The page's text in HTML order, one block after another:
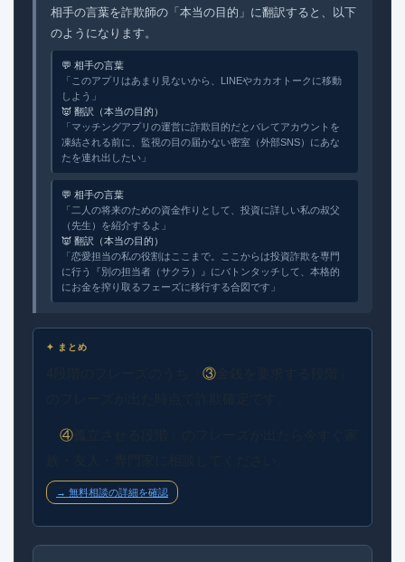
相手の言葉を詐欺師の「本当の目的」に翻訳すると、以下
のようになります。
💬 相手の言葉
「このアプリはあまり見ないから、LINEやカカオトークに移動
しよう」
👿 翻訳（本当の目的）
「マッチングアプリの運営に詐欺目的だとバレてアカウントを
凍結される前に、監視の目の届かない密室（外部SNS）にあな
たを連れ出したい」
💬 相手の言葉
「二人の将来のための資金作りとして、投資に詳しい私の叔父
（先生）を紹介するよ」
👿 翻訳（本当の目的）
「恋愛担当の私の役割はここまで。ここからは投資詐欺を専門
に行う『別の担当者（サクラ）』にバトンタッチして、本格的
にお金を搾り取るフェーズに移行する合図です」
✦ まとめ
③
④
→ 無料相談の詳細を確認